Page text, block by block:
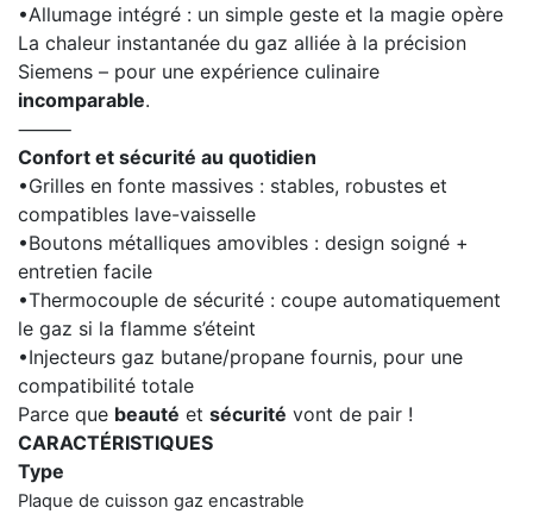
•Allumage intégré : un simple geste et la magie opère
La chaleur instantanée du gaz alliée à la précision
Siemens – pour une expérience culinaire
incomparable.
⸻
Confort et sécurité au quotidien
•Grilles en fonte massives : stables, robustes et
compatibles lave-vaisselle
•Boutons métalliques amovibles : design soigné +
entretien facile
•Thermocouple de sécurité : coupe automatiquement
le gaz si la flamme s’éteint
•Injecteurs gaz butane/propane fournis, pour une
compatibilité totale
Parce que beauté et sécurité vont de pair !
CARACTÉRISTIQUES
Type
Plaque de cuisson gaz encastrable